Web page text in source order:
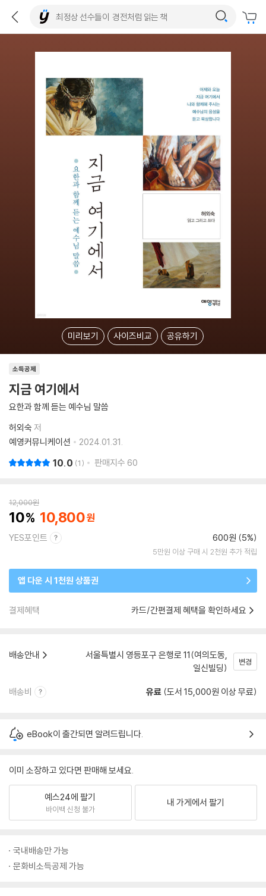
미리보기 사이즈비교 공유하기
소득공제
지금 여기에서
요한과 함께 듣는 예수님 말씀
허외숙 저
예영커뮤니케이션
2024.01.31.
10.0 1 판매지수 60
12,000원
10 10,800
YES포인트 600원 (5%)
5만원 이상 구매 시 2천원 추가 적립
앱 다운 시 1천원 상품권
결제혜택 카드/간편결제 혜택을 확인하세요
배송안내
서울특별시 영등포구 은행로 11(여의도동,
일신빌딩)
변경
배송비 유료 (도서 15,000원 이상 무료)
eBook이 출간되면 알려드립니다.
이미 소장하고 있다면 판매해 보세요.
예스24에 팔기
바이백 신청 불가
내 가게에서 팔기
국내배송만 가능
문화비소득공제 가능